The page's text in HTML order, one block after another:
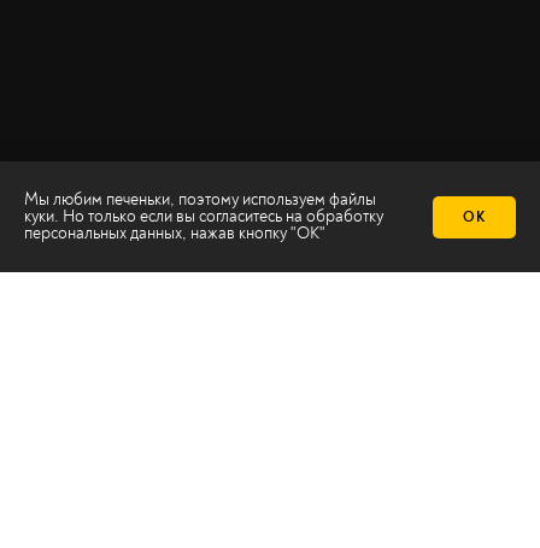
Мы любим печеньки, поэтому используем файлы
куки. Но только если вы согласитесь на обработку
персональных данных, нажав кнопку "ОК"
ОК